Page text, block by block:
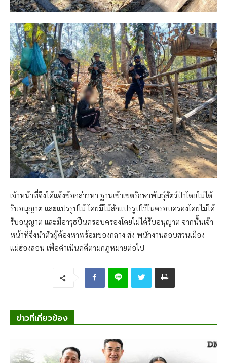
เจ้าหน้าที่จึงได้แจ้งข้อกล่าวหา ฐานเข้าเขตรักษาพันธุ์สัตว์ป่าโดยไม่ได้
รับอนุญาต และแปรรูปไม้ โดยมีไม้สักแปรรูปไว้ในครอบครองโดยไม่ได้
รับอนุญาต และมีอาวุธปืนครอบครองโดยไม่ได้รับอนุญาต จากนั้นเจ้า
หน้าที่จึงนำตัวผู้ต้องหาพร้อมของกลาง ส่ง พนักงานสอบสวนเมือง
แม่ฮ่องสอน เพื่อดำเนินคดีตามกฎหมายต่อไป
ข่าวที่เกี่ยวข้อง